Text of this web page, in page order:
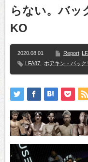
らない。バッ
KO
2020.08.01 Report
LFA87
ホアキン・バック